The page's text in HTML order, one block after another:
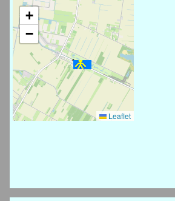
+
−
Leaflet